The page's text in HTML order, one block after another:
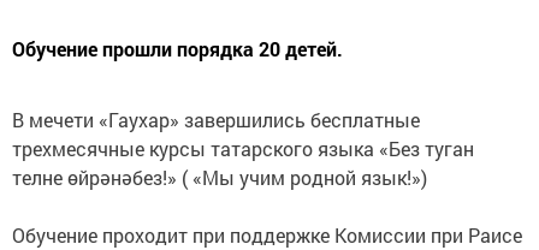
Обучение прошли порядка 20 детей.
‎В мечети «Гаухар» завершились бесплатные
трехмесячные курсы татарского языка «Без туган
телне өйрәнәбез!» ( «Мы учим родной язык!»)
‎Обучение проходит при поддержке Комиссии при Раисе